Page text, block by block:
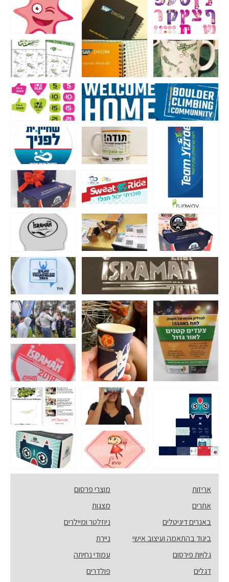
אריזות
אתרים
באנרים דיגיטלים
ביגוד בהתאמה ועיצוב אישי
גלויות פירסום
דגלים
מוצרי פרסום
מצגות
ניוזלטר ומיילרים
ניירת
עמודי נחיתה
פולדרים